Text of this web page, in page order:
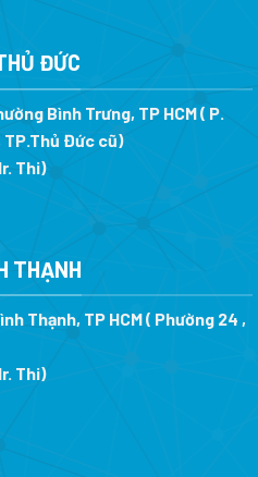
ĐỨC
Bình Trưng, TP HCM ( P.
TP.Thủ Đức cũ)
Thi)
THẠNH
Thạnh, TP HCM ( Phường 24 ,
Thi)